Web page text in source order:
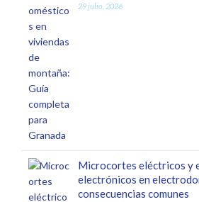
29 julio, 2026
Microcortes eléctricos y
electrónicos en
consecuencias comunes